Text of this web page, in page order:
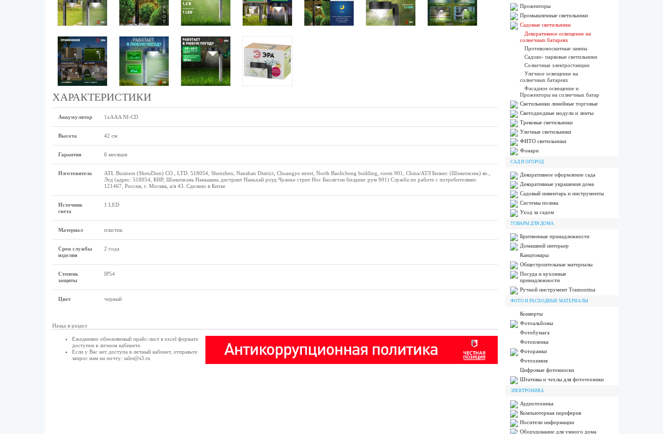
ХАРАКТЕРИСТИКИ
Аккумулятор 1xAAA NI-CD
Высота 42 см
Гарантия 6 месяцев
Изготовитель
ATL Business (ShenZhen) CO., LTD. 518054, Shenzhen, Nanshan District, Chuangye street, North Baolicheng building, room 901, China/АТЛ Бизнес (Шэньчжэнь) ко.,
Лтд (адрес: 518054, КНР, Шэньчжэнь Наньшань дистрикт Наньхай роуд Чуанъе стрит Нос Баоличэн билдинг рум 901) Служба по работе с потребителями:
121467, Россия, г. Москва, а/я 43. Сделано в Китае
Источник
света
1 LED
Материал пластик
Срок службы
изделия
2 года
Степень
защиты
IP54
Цвет черный
Назад в раздел
Ежедневно обновляемый прайс-лист в excel формате
доступен в личном кабинете.
Если у Вас нет доступа в личный кабинет, отправьте
запрос нам на почту: sales@s3.ru
Прожекторы
Промышленные светильники
Садовые светильники
Декоративное освещение на
солнечных батареях
Противомоскитные лампы
Садово- парковые светильники
Солнечные электростанции
Уличное освещение на
солнечных батареях
Фасадное освещение и
Прожекторы на солнечных батар
Светильники линейные торговые
Светодиодные модули и ленты
Трековые светильники
Уличные светильники
ФИТО светильники
Фонари
САД И ОГОРОД
Декоративное оформление сада
Декоративные украшения дома
Садовый инвентарь и инструменты
Системы полива
Уход за садом
ТОВАРЫ ДЛЯ ДОМА
Бритвенные принадлежности
Домашний интерьер
Канцтовары
Общестроительные материалы
Посуда и кухонные
принадлежности
Ручной инструмент Tramontina
ФОТО И РАСХОДНЫЕ МАТЕРИАЛЫ
Конверты
Фотоальбомы
Фотобумага
Фотопленка
Фоторамки
Фотохимия
Цифровые фотокиоски
Штативы и чехлы для фототехники
ЭЛЕКТРОНИКА
Аудиотехника
Компьютерная переферия
Носители информации
Оборудование для умного дома